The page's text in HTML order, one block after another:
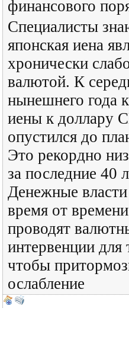
финансового
Специалисты
японская иена
хронически
валютой. К
нынешнего года
иены к доллару
опустился до
Это рекордно
за последние 40
Денежные
время от времени
проводят
интервенции для
чтобы
ослабление